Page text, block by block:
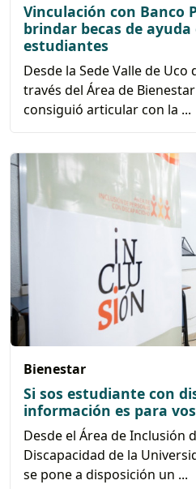
Vinculación con Banco
brindar becas de ayuda
estudiantes
Desde la Sede Valle de Uco
través del Área de
consiguió articular con la ...
Bienestar
Si sos estudiante con
información es para vos
Desde el Área de Inclusión
Discapacidad de la
se pone a disposición un ...